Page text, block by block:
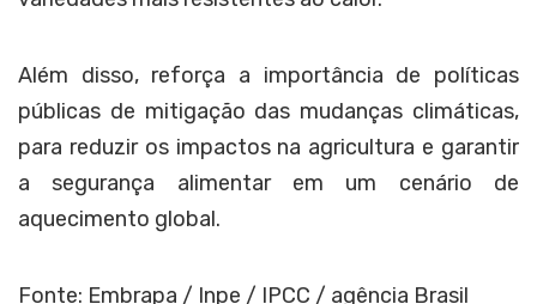
Além disso, reforça a importância de políticas
públicas de mitigação das mudanças climáticas,
para reduzir os impactos na agricultura e garantir
a segurança alimentar em um cenário de
aquecimento global.
Fonte: Embrapa / Inpe / IPCC / agência Brasil